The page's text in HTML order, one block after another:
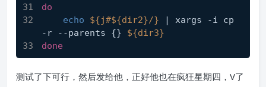
do
echo
${j#${dir2}/} | xargs -i cp
-r --parents {} ${dir3}
done
测试了下可行，然后发给他，正好他也在疯狂星期四，V了